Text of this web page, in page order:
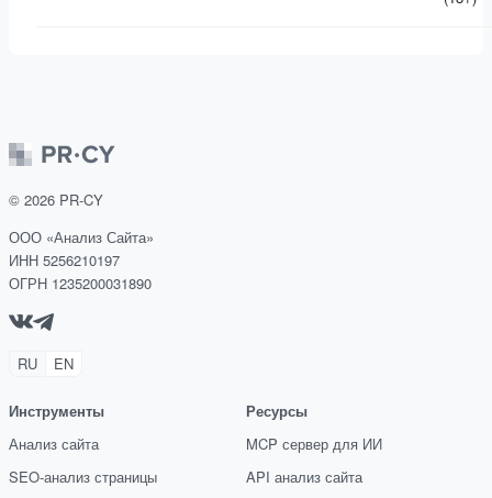
© 2026 PR-CY
ООО «Анализ Сайта»
ИНН 5256210197
ОГРН 1235200031890
RU EN
Инструменты
Анализ сайта
SEO-анализ страницы
Ресурсы
MCP сервер для ИИ
API анализ сайта